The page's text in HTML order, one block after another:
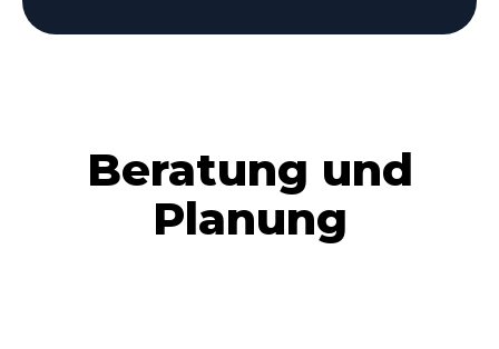
Beratung und
Planung